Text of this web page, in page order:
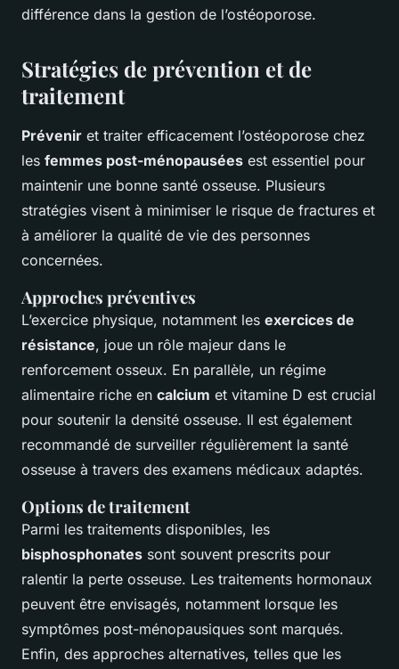
différence dans la gestion de l’ostéoporose.
Stratégies de prévention et de
traitement
Prévenir et traiter efficacement l’ostéoporose chez
les femmes post-ménopausées est essentiel pour
maintenir une bonne santé osseuse. Plusieurs
stratégies visent à minimiser le risque de fractures et
à améliorer la qualité de vie des personnes
concernées.
Approches préventives
L’exercice physique, notamment les exercices de
résistance, joue un rôle majeur dans le
renforcement osseux. En parallèle, un régime
alimentaire riche en calcium et vitamine D est crucial
pour soutenir la densité osseuse. Il est également
recommandé de surveiller régulièrement la santé
osseuse à travers des examens médicaux adaptés.
Options de traitement
Parmi les traitements disponibles, les
bisphosphonates sont souvent prescrits pour
ralentir la perte osseuse. Les traitements hormonaux
peuvent être envisagés, notamment lorsque les
symptômes post-ménopausiques sont marqués.
Enfin, des approches alternatives, telles que les